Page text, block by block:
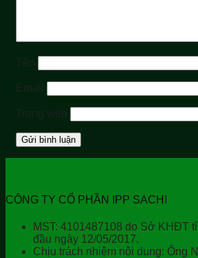
Tên
Email
Trang web
CÔNG TY CỔ PHẦN IPP SACHI
MST: 4101487108 do Sở KHĐT
đầu ngày 12/05/2017.
Chịu trách nhiệm nội dung: Ông